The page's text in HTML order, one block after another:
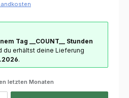
Tag
__COUNT__ Stunden
du erhältst deine Lieferung
.
letzten Monaten